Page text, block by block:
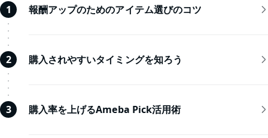
1 報酬アップのためのアイテム選びのコツ
2 購入されやすいタイミングを知ろう
3 購入率を上げるAmeba Pick活用術